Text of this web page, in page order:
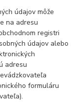
údajov môže
na adresu
registri
údajov alebo
adresu
formuláru